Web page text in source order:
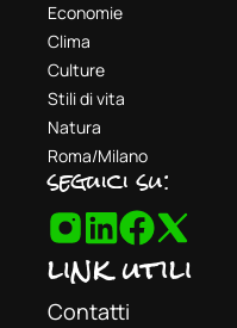
Economie
Clima
Culture
Stili di vita
Natura
Roma/Milano
seguici su:
link utili
Contatti